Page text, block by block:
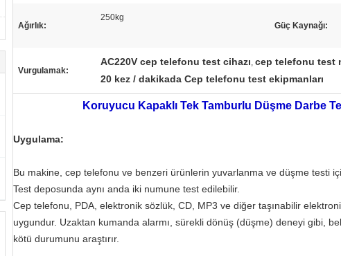
Ağırlık:
250kg
Güç Kaynağı:
Vurgulamak:
AC220V cep telefonu test cihazı, cep telefonu test
20 kez / dakikada Cep telefonu test ekipmanları
Koruyucu Kapaklı Tek Tamburlu Düşme Darbe
Uygulama:
Bu makine, cep telefonu ve benzeri ürünlerin yuvarlanma ve düşme testi
Test deposunda aynı anda iki numune test edilebilir.
Cep telefonu, PDA, elektronik sözlük, CD, MP3 ve diğer taşınabilir
uygundur. Uzaktan kumanda alarmı, sürekli dönüş (düşme) deneyi gibi,
kötü durumunu araştırır.